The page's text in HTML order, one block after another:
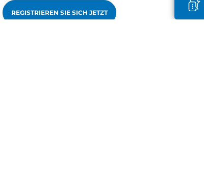
REGISTRIEREN SIE SICH JETZT